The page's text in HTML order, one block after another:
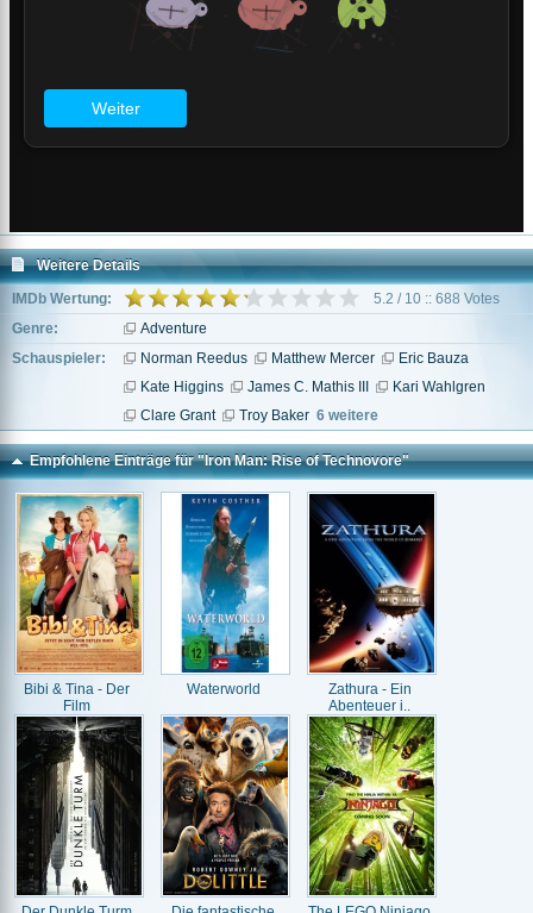
Weitere Details
IMDb Wertung:
5.2 / 10 :: 688 Votes
Genre:
Adventure
Schauspieler:
Norman Reedus Matthew Mercer
Eric Bauza
Kate Higgins
James C. Mathis III
Kari Wahlgren
Clare Grant
Troy Baker 6 weitere
Empfohlene Einträge für "Iron Man: Rise of Technovore"
Bibi & Tina - Der
Film
Waterworld
Zathura - Ein
Abenteuer i..